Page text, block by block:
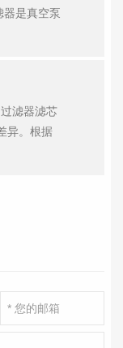
器是真空泵
滤器滤芯
异。根据